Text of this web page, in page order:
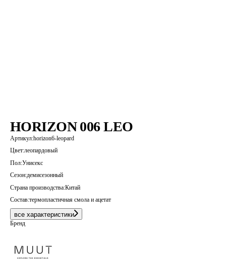
HORIZON 006 LEO
Артикул:horizon6-leopard
Цвет:леопардовый
Пол:Унисекс
Сезон:демисезонный
Страна производства:Китай
Состав:термопластичная смола и ацетат
все характеристики
Бренд